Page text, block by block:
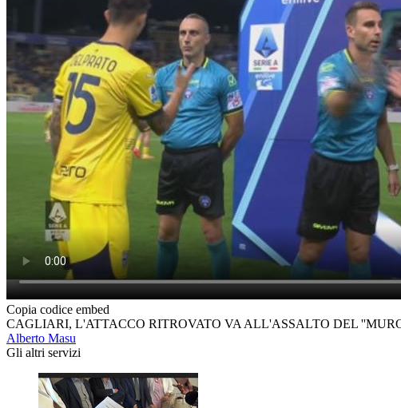
Copia codice embed
CAGLIARI, L'ATTACCO RITROVATO VA ALL'ASSALTO DEL
Alberto Masu
Gli altri servizi